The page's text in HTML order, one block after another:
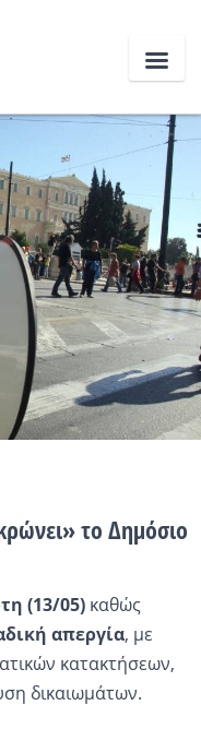
το Δημόσιο
(13/05)καθώς
απεργία, με
κατακτήσεων,
δικαιωμάτων.